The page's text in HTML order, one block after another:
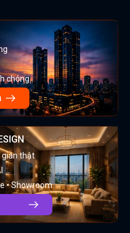
chóng
gian thật
• Showroom